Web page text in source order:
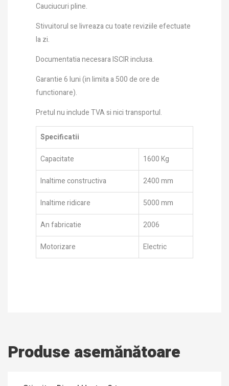
Cauciucuri pline.
Stivuitorul se livreaza cu toate reviziile efectuate
la zi.
Documentatia necesara ISCIR inclusa.
Garantie 6 luni (in limita a 500 de ore de
functionare).
Pretul nu include TVA si nici transportul.
Specificatii
Capacitate 1600 Kg
Inaltime constructiva 2400 mm
Inaltime ridicare 5000 mm
An fabricatie 2006
Motorizare Electric
Produse asemănătoare